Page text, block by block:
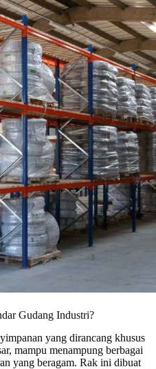
Gudang Industri?
yang dirancang khusus
mampu menampung berbagai
yang beragam. Rak ini dibuat